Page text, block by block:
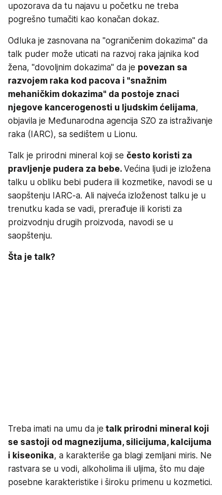
upozorava da tu najavu u početku ne treba
pogrešno tumačiti kao konačan dokaz.
Odluka je zasnovana na "ograničenim dokazima" da
talk puder može uticati na razvoj raka jajnika kod
žena, "dovoljnim dokazima" da je povezan sa
razvojem raka kod pacova i "snažnim
mehaničkim dokazima" da postoje znaci
njegove kancerogenosti u ljudskim ćelijama,
objavila je Međunarodna agencija SZO za istraživanje
raka (IARC), sa sedištem u Lionu.
Talk je prirodni mineral koji se često koristi za
pravljenje pudera za bebe. Većina ljudi je izložena
talku u obliku bebi pudera ili kozmetike, navodi se u
saopštenju IARC-a. Ali najveća izloženost talku je u
trenutku kada se vadi, prerađuje ili koristi za
proizvodnju drugih proizvoda, navodi se u
saopštenju.
Šta je talk?
Treba imati na umu da je talk prirodni mineral koji
se sastoji od magnezijuma, silicijuma, kalcijuma
i kiseonika, a karakteriše ga blagi zemljani miris. Ne
rastvara se u vodi, alkoholima ili uljima, što mu daje
posebne karakteristike i široku primenu u kozmetici.